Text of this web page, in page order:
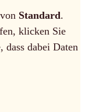
Standard.
klicken Sie
dass dabei Daten